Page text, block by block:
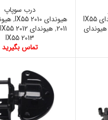
هیوندای IX55
هیوندای
درب سوپاپ
هیوندای IX55 2010
,
2011
,هیوندای IX55 2012
IX55 2013
تماس بگیرید